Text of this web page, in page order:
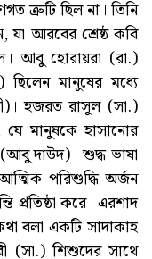
ত্রুটি ছিল না। তিনি
আরবের শ্রেষ্ঠ কবি
আবু হোরায়রা (রা.)
মানুষের মধ্যে
হজরত রাসূল (সা.)
মানুষকে হাসানোর
দাউদ)। শুদ্ধ ভাষা
পরিশুদ্ধি অর্জন
প্রতিষ্ঠা করে। এরশাদ
বলা একটি সাদাকাহ
(সা.) শিশুদের সাথে